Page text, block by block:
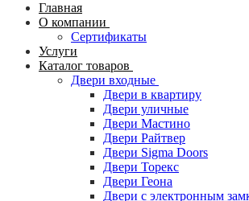
Главная
О компании
Сертификаты
Услуги
Каталог товаров
Двери входные
Двери в квартиру
Двери уличные
Двери Мастино
Двери Райтвер
Двери Sigma Doors
Двери Торекс
Двери Геона
Двери с электронным